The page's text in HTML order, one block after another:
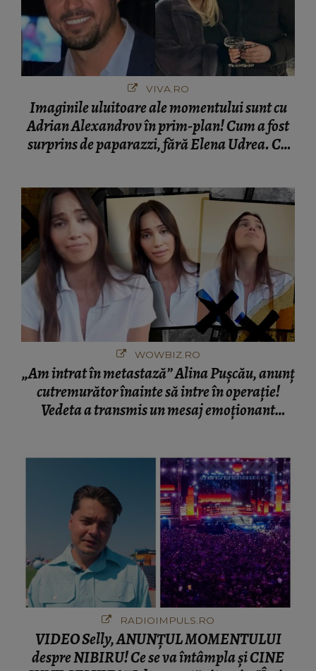
Imaginile uluitoare ale momentului sunt cu
Adrian Alexandrov în prim-plan! Cum a fost
surprins de paparazzi, fără Elena Udrea. Cu
cine s-a întâlnit partenerul fostei politiciene în
București! Gestul lui...
WOWBIZ.RO
„Am intrat în metastază” Alina Pușcău, anunț
cutremurător înainte să intre în operație!
Vedeta a transmis un mesaj emoționant
fanilor
RADIOIMPULS.RO
VIDEO Selly, ANUNȚUL MOMENTULUI
despre NIBIRU! Ce se va întâmpla și CINE
SUNT CEI VIZAȚI de această situație: "Îmi e
ciudă că..."